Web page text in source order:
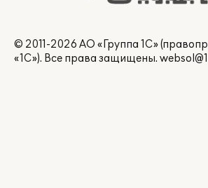
© 2011-2026 АО «Группа 1С»
«1С»). Все права защищены.